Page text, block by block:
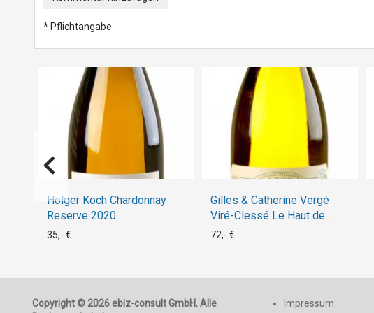
* Pflichtangabe
Holger Koch Chardonnay
Reserve 2020
35,- €
Gilles & Catherine Vergé
Viré-Clessé Le Haut de
Boulaise 2002
72,- €
Copyright © 2026 ebiz-consult GmbH. Alle
Impressum